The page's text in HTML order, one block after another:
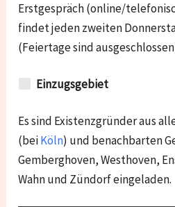
Erstgespräch (online/
findet jeden zweiten
(Feiertage sind
Einzugsgebiet
Es sind Existenzgründer aus
(beiKöln) und benachbarten
Gemberghoven, Westhoven,
Wahn und Zündorfeingeladen.